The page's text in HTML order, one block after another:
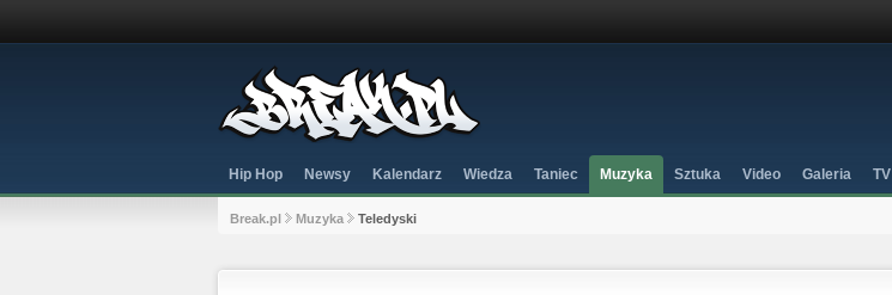
Hip Hop Newsy Kalendarz Wiedza Taniec Muzyka Sztuka Video Galeria TV
Break.pl Muzyka Teledyski